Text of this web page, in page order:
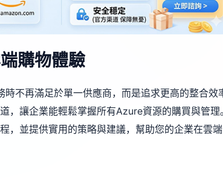
購物體驗
不再滿足於單一供應商，而是追求更高的整合效
，讓企業能輕鬆掌握所有Azure資源的購買與管理
，並提供實用的策略與建議，幫助您的企業在雲端